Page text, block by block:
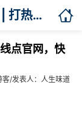
三峡星际领航号游轮现在订票 | 打热线点官网，快速锁定舱位 
点官网，快
客/发表人：人生味道